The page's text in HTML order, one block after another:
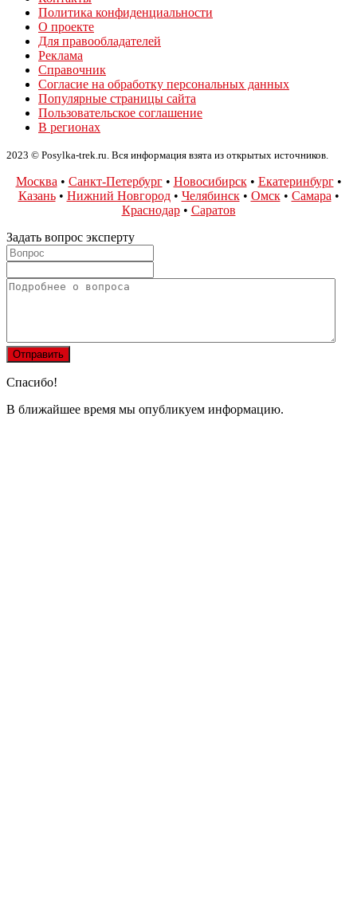
Политика конфиденциальности
О проекте
Для правообладателей
Реклама
Справочник
Согласие на обработку персональных данных
Популярные страницы сайта
Пользовательское соглашение
В регионах
2023 © Posylka-trek.ru. Вся информация взята из открытых источников.
Москва • Санкт-Петербург• Новосибирск• Екатеринбург•
Казань• Нижний Новгород• Челябинск• Омск• Самара •
Краснодар• Саратов
Задать вопрос эксперту
Спасибо!
В ближайшее время мы опубликуем информацию.